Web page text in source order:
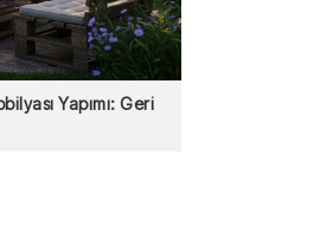
Yapımı: Geri